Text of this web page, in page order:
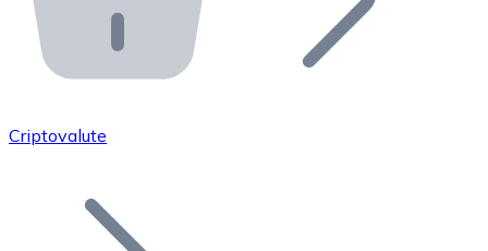
API Bitnovo
Integra la nostra API nel tuo ecosistema.
Unisciti alla nostra rete di rivenditori e
Aggiungi il token del tuo progetto al nostro servizio di
Criptovalute